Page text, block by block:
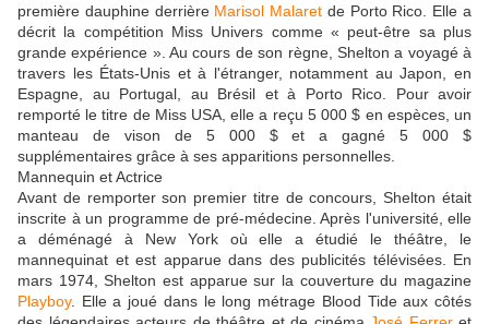
première dauphine derrière Marisol Malaret de Porto Rico. Elle a
décrit la compétition Miss Univers comme « peut-être sa plus
grande expérience ». Au cours de son règne, Shelton a voyagé à
travers les États-Unis et à l'étranger, notamment au Japon, en
Espagne, au Portugal, au Brésil et à Porto Rico. Pour avoir
remporté le titre de Miss USA, elle a reçu 5 000 $ en espèces, un
manteau de vison de 5 000 $ et a gagné 5 000 $
supplémentaires grâce à ses apparitions personnelles.
Mannequin et Actrice
Avant de remporter son premier titre de concours, Shelton était
inscrite à un programme de pré-médecine. Après l'université, elle
a déménagé à New York où elle a étudié le théâtre, le
mannequinat et est apparue dans des publicités télévisées. En
mars 1974, Shelton est apparue sur la couverture du magazine
Playboy. Elle a joué dans le long métrage Blood Tide aux côtés